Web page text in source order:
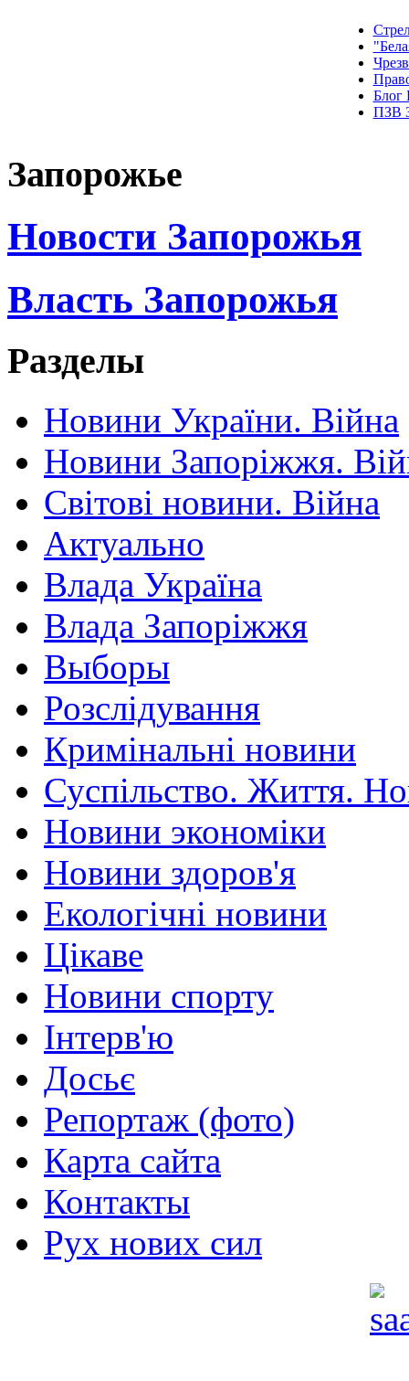
Блог
ПЗВ
Запорожье
Новости Запорожья
Власть Запорожья
Разделы
Новини України. Війна
Новини Запоріжжя.
Світові новини. Війна
Актуально
Влада Україна
Влада Запоріжжя
Выборы
Розслідування
Кримінальні новини
Суспільство. Життя.
Новини экономіки
Новини здоров'я
Екологічні новини
Цікаве
Новини спорту
Інтерв'ю
Досьє
Репортаж (фото)
Карта сайта
Контакты
Рух нових сил